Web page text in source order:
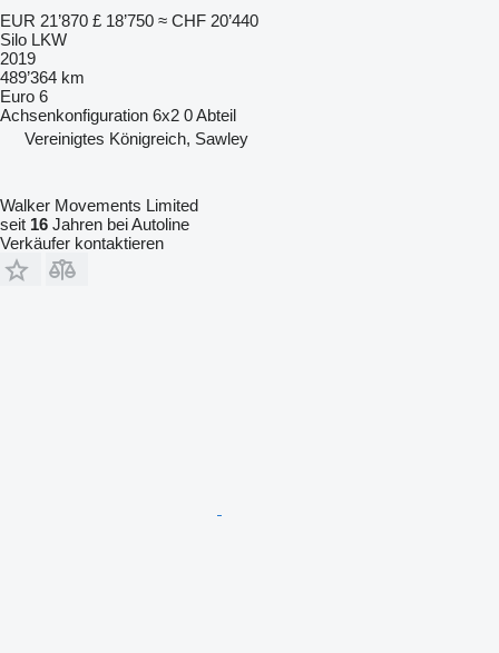
EUR 21’870 £ 18’750 ≈ CHF 20’440
Silo LKW
2019
489’364 km
Euro 6
Achsenkonfiguration 6x2 0 Abteil
Vereinigtes Königreich, Sawley
Walker Movements Limited
seit 16 Jahren bei Autoline
Verkäufer kontaktieren